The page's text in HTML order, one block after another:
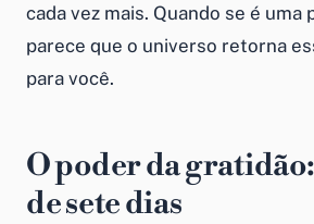
cada vez mais. Quando se é uma
parece que o universo retorna
para você.
O poder da
de sete dias